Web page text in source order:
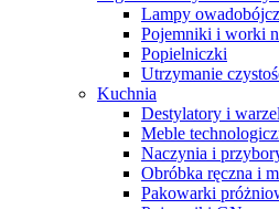
Lampy
Pojemniki i worki
Popielniczki
Utrzymanie
Kuchnia
Destylatory i
Meble
Naczynia i
Obróbka ręczna i
Pakowarki